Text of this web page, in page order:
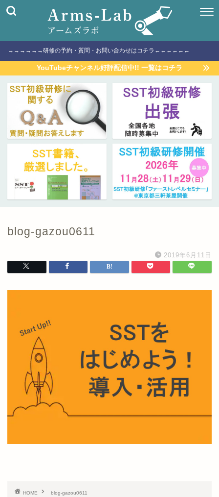
→→→→→→研修の予約・質問・お問い合わせはコチラ←←←←←←
YouTubeチャンネル好評配信中!! 一覧はコチラ
blog-gazou0611
2019年6月11日
HOME blog-gazou0611